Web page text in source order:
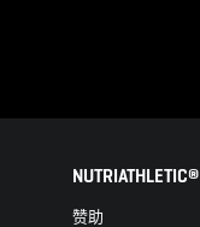
NUTRIATHLETIC®
赞助